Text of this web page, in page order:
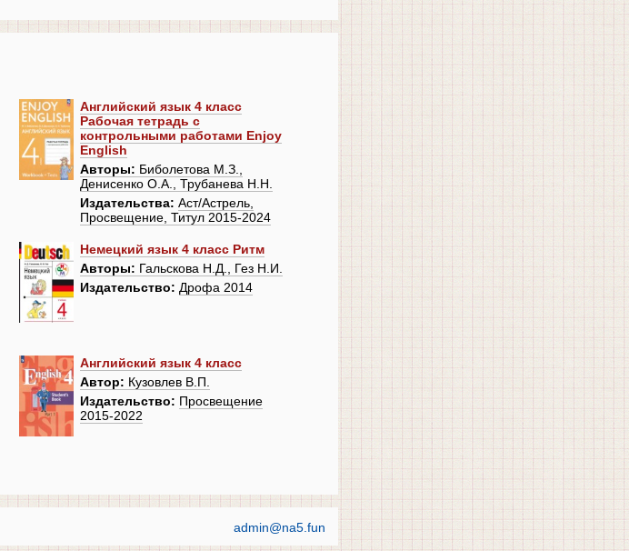
Английский язык 4 класс
Рабочая тетрадь с
контрольными работами Enjoy
English
Авторы: Биболетова М.З.,
Денисенко О.А., Трубанева Н.Н.
Издательства: Аст/Астрель,
Просвещение, Титул 2015-2024
Немецкий язык 4 класс Ритм
Авторы: Гальскова Н.Д., Гез Н.И.
Издательство: Дрофа 2014
Английский язык 4 класс
Автор: Кузовлев В.П.
Издательство: Просвещение
2015-2022
admin@na5.fun